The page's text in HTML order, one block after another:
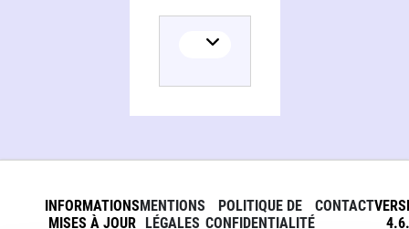
INFORMATIONS
MISES À JOUR
MENTIONS
LÉGALES
POLITIQUE DE
CONFIDENTIALITÉ
CONTACT